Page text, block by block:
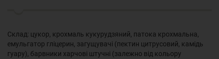
Склад: цукор, крохмаль кукурудзяний, патока крохмальна,
емульгатор гліцерин, загущувачі (пектин цитрусовий, камідь
гуару), барвники харчові штучні (залежно від кольору